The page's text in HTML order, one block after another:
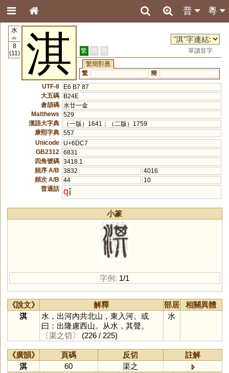
粵
普
水
85
8
(11)
淇 繁 簡 港
單讀音字
繁簡對應
繁
簡
UTF-8
E6 B7 87
大五碼
B24E
倉頡碼 水廿一金
Matthews
529
漢語大字典
（一版）1641；（二版）1759
康熙字典 557
Unicode
U+6DC7
GB2312
6831
四角號碼 3418.1
頻序 A/B
3832
4016
頻次 A/B
44
10
普通話 q
小篆
字例: 1/1
《說文》 解釋 部居
相關異體
淇
水，出河內共北山，東入河。或
曰：出隆慮西山。从水，其聲。
〔渠之切〕
(226 / 225)
水
《廣韻》 頁碼 反切
註解
淇
60
渠之